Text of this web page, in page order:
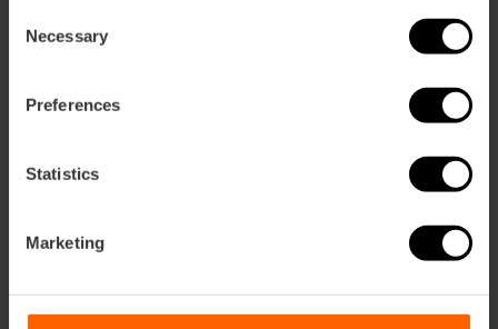
Selection
Necessary
Preferences
Statistics
Marketing
Visita guidata di mattina alle Fallas di
Valencia